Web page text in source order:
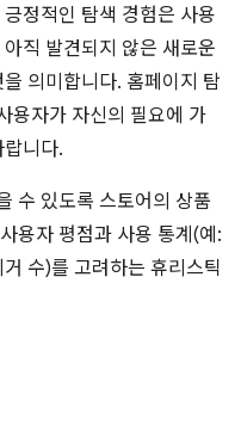
정적인 탐색 경험은 사용
직 발견되지 않은 새로운
의미합니다. 홈페이지 탐
용자가 자신의 필요에 가
니다.
수 있도록 스토어의 상품
용자 평점과 사용 통계(예:
수)를 고려하는 휴리스틱